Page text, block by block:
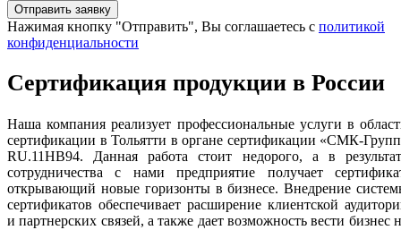
Нажимая кнопку "Отправить", Вы соглашаетесь с политикой
конфиденциальности
Сертификация продукции в России
Наша компания реализует профессиональные услуги в
сертификации в Тольятти в органе сертификации «СМК-
RU.11НВ94. Данная работа стоит недорого, а в
сотрудничества с нами предприятие получает
открывающий новые горизонты в бизнесе. Внедрение
сертификатов обеспечивает расширение клиентской
и партнерских связей, а также дает возможность вести бизнес